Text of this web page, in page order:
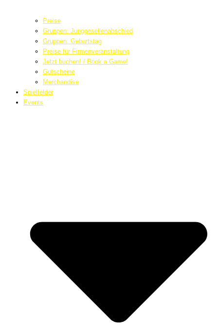
Preise
Gruppen: Junggesellenabschied
Gruppen: Geburtstag
Preise für Firmenveranstaltung
Jetzt buchen! / Book a Game!
Gutscheine
Merchandise
Spielfelder
Events